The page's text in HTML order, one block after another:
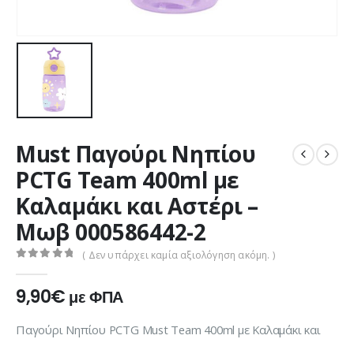
Must Παγούρι Νηπίου
PCTG Team 400ml με
Καλαμάκι και Αστέρι –
Μωβ 000586442-2
( Δεν υπάρχει καμία αξιολόγηση ακόμη. )
9,90€ με ΦΠΑ
Παγούρι Νηπίου PCTG Must Team 400ml με Καλαμάκι και